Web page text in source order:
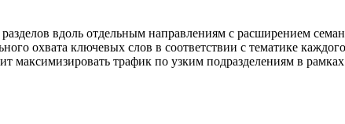
вдоль отдельным направлениям с расширением
охвата ключевых слов в соответствии с тематике
максимизировать трафик по узким подразделениям в